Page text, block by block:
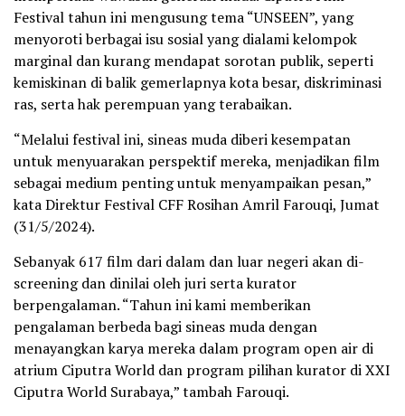
Festival tahun ini mengusung tema “UNSEEN”, yang
menyoroti berbagai isu sosial yang dialami kelompok
marginal dan kurang mendapat sorotan publik, seperti
kemiskinan di balik gemerlapnya kota besar, diskriminasi
ras, serta hak perempuan yang terabaikan.
“Melalui festival ini, sineas muda diberi kesempatan
untuk menyuarakan perspektif mereka, menjadikan film
sebagai medium penting untuk menyampaikan pesan,”
kata Direktur Festival CFF Rosihan Amril Farouqi, Jumat
(31/5/2024).
Sebanyak 617 film dari dalam dan luar negeri akan di-
screening dan dinilai oleh juri serta kurator
berpengalaman. “Tahun ini kami memberikan
pengalaman berbeda bagi sineas muda dengan
menayangkan karya mereka dalam program open air di
atrium Ciputra World dan program pilihan kurator di XXI
Ciputra World Surabaya,” tambah Farouqi.